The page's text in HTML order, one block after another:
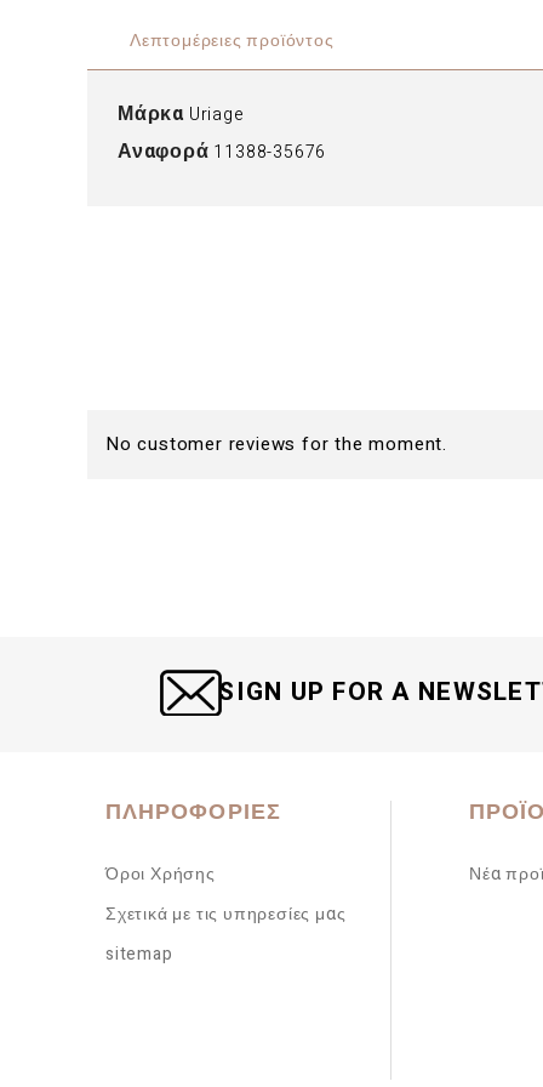
Λεπτομέρειες προϊόντος
Μάρκα Uriage
Αναφορά 11388-35676
No customer reviews for the moment.
SIGN UP FOR A
ΠΛΗΡΟΦΟΡΊΕΣ
Όροι Χρήσης
Σχετικά με τις υπηρεσίες μας
sitemap
Νέα